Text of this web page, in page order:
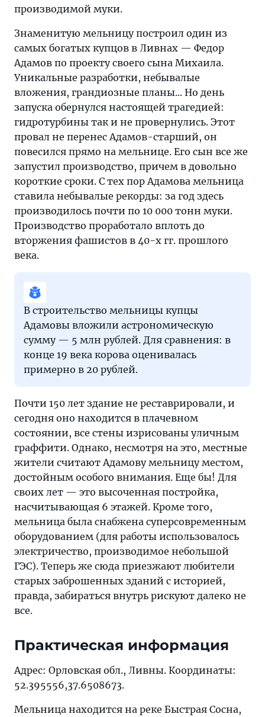
производимой муки.
Знаменитую мельницу построил один из
самых богатых купцов в Ливнах — Федор
Адамов по проекту своего сына Михаила.
Уникальные разработки, небывалые
вложения, грандиозные планы... Но день
запуска обернулся настоящей трагедией:
гидротурбины так и не провернулись. Этот
провал не перенес Адамов-старший, он
повесился прямо на мельнице. Его сын все же
запустил производство, причем в довольно
короткие сроки. С тех пор Адамова мельница
ставила небывалые рекорды: за год здесь
производилось почти по 10 000 тонн муки.
Производство проработало вплоть до
вторжения фашистов в 40-х гг. прошлого
века.
В строительство мельницы купцы
Адамовы вложили астрономическую
сумму — 5 млн рублей. Для сравнения: в
конце 19 века корова оценивалась
примерно в 20 рублей.
Почти 150 лет здание не реставрировали, и
сегодня оно находится в плачевном
состоянии, все стены изрисованы уличным
граффити. Однако, несмотря на это, местные
жители считают Адамову мельницу местом,
достойным особого внимания. Еще бы! Для
своих лет — это высоченная постройка,
насчитывающая 6 этажей. Кроме того,
мельница была снабжена суперсовременным
оборудованием (для работы использовалось
электричество, производимое небольшой
ГЭС). Теперь же сюда приезжают любители
старых заброшенных зданий с историей,
правда, забираться внутрь рискуют далеко не
все.
Практическая информация
Адрес: Орловская обл., Ливны. Координаты:
52.395556,37.6508673.
Мельница находится на реке Быстрая Сосна,